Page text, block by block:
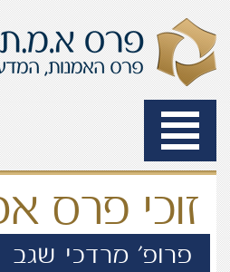
Toggle
navigation
זוכי פרס
פרופ' מרדכי שגב